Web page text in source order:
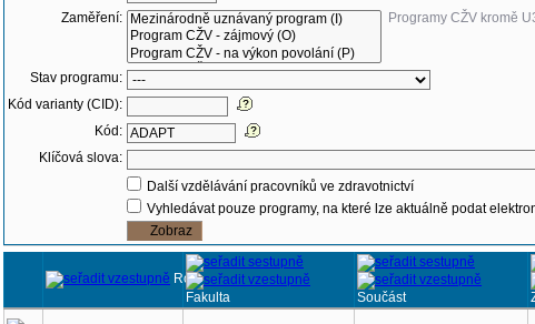
Zaměření:
Programy CŽV kromě
Stav programu:
Kód varianty (CID):
Kód:
Klíčová slova:
Další vzdělávání pracovníků ve zdravotnictví
Vyhledávat pouze programy, na které lze aktuálně podat
Rok
Fakulta
Součást